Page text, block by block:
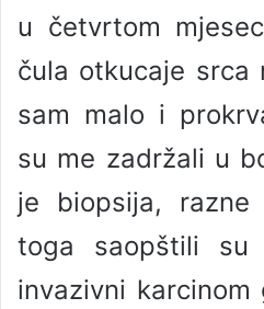
u četvrtom
čula otkucaje srca
sam malo i
su me zadržali u
je biopsija,
toga saopštili su
invazivni